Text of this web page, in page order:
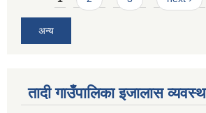
अन्य
तादी गाउँपालिका इजालास